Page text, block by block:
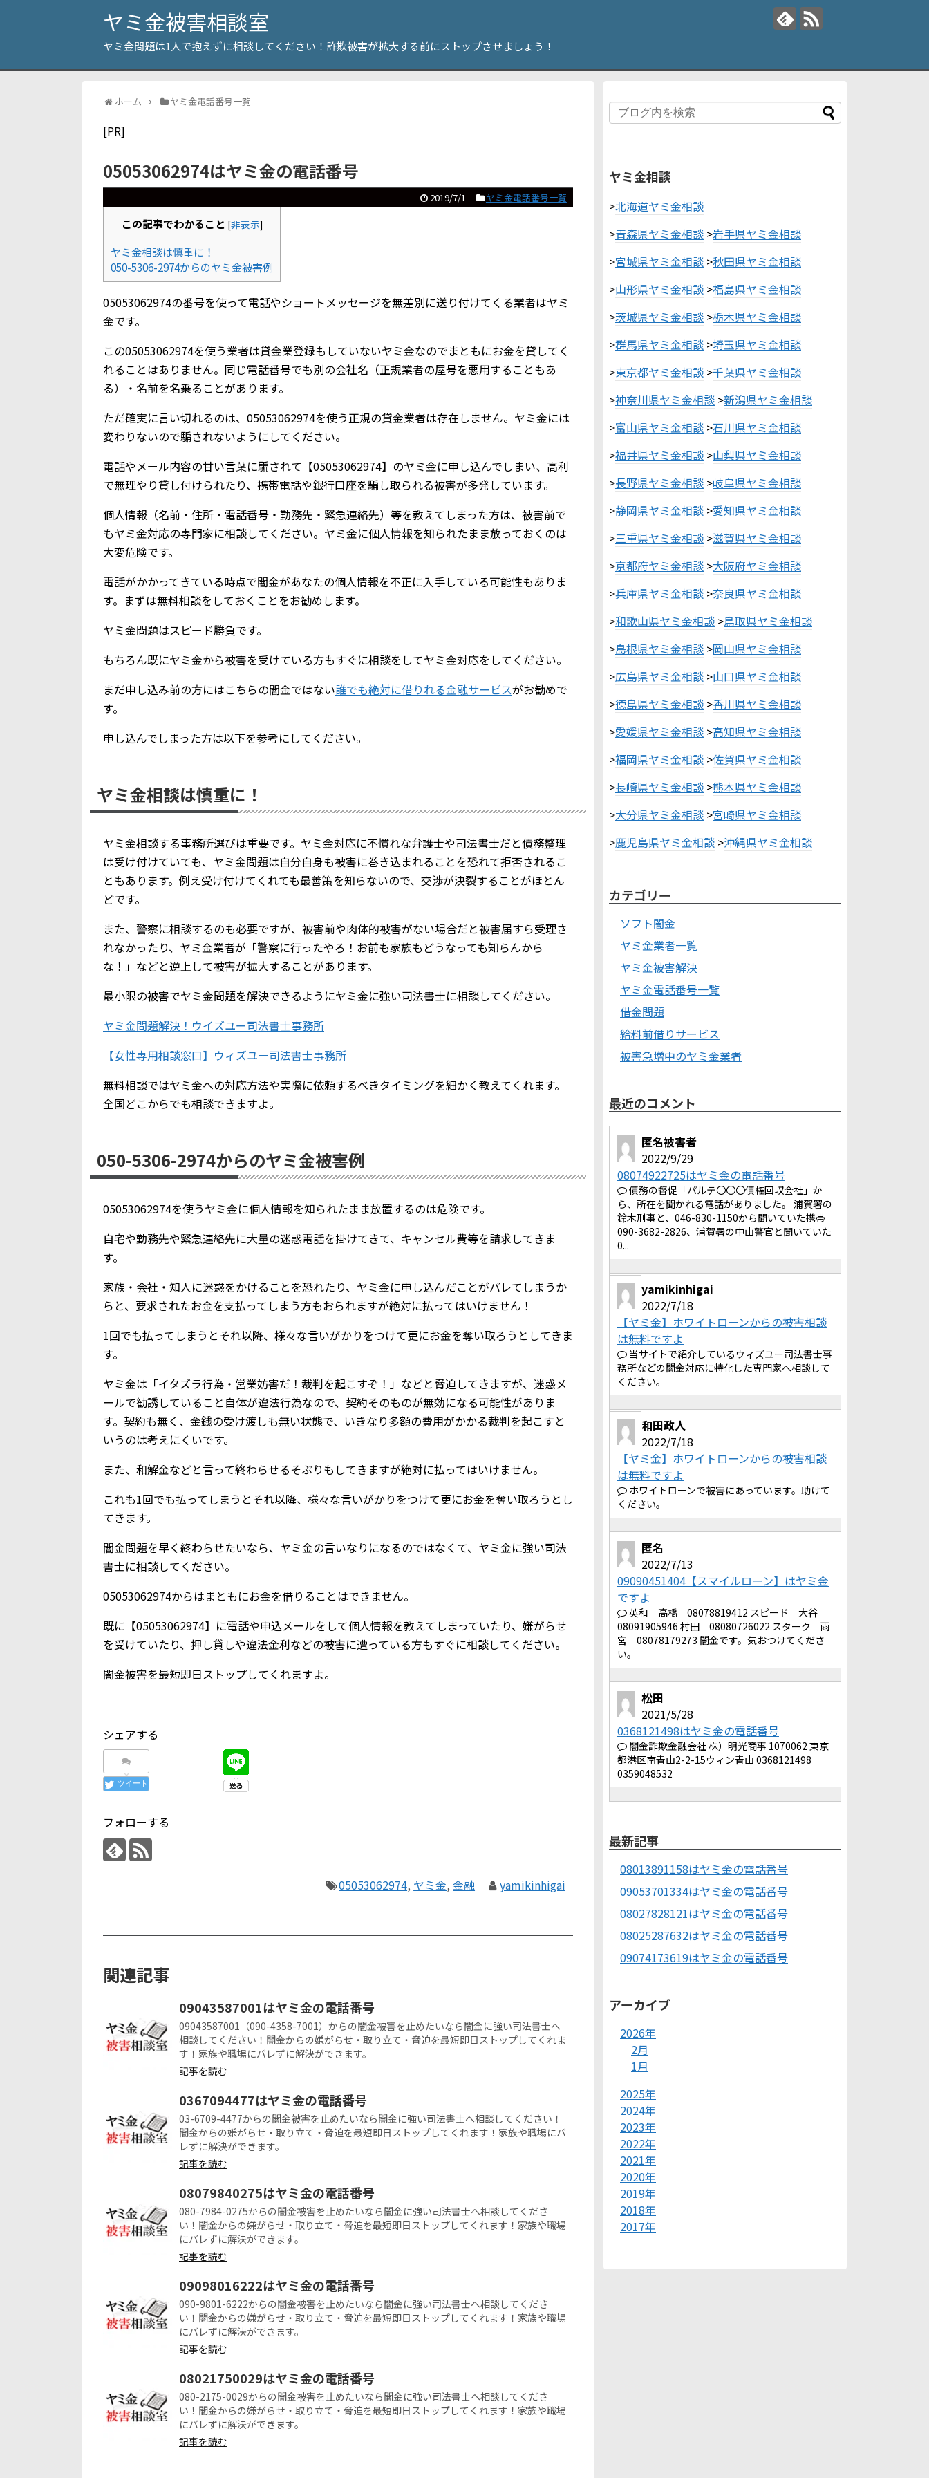
ヤミ金被害相談室
ヤミ金問題は1人で抱えずに相談してください！詐欺被害が拡大する前にストップさせましょう！
ホーム ヤミ金電話番号一覧
[PR]
05053062974はヤミ金の電話番号
2019/7/1 ヤミ金電話番号一覧
この記事でわかること [非表示]
ヤミ金相談は慎重に！
050-5306-2974からのヤミ金被害例
05053062974の番号を使って電話やショートメッセージを無差別に送り付けてくる業者はヤミ
金です。
この05053062974を使う業者は貸金業登録もしていないヤミ金なのでまともにお金を貸してく
れることはありません。同じ電話番号でも別の会社名（正規業者の屋号を悪用することもあ
る）・名前を名乗ることがあります。
ただ確実に言い切れるのは、05053062974を使う正規の貸金業者は存在しません。ヤミ金には
変わりないので騙されないようにしてください。
電話やメール内容の甘い言葉に騙されて【05053062974】のヤミ金に申し込んでしまい、高利
で無理やり貸し付けられたり、携帯電話や銀行口座を騙し取られる被害が多発しています。
個人情報（名前・住所・電話番号・勤務先・緊急連絡先）等を教えてしまった方は、被害前で
もヤミ金対応の専門家に相談してください。ヤミ金に個人情報を知られたまま放っておくのは
大変危険です。
電話がかかってきている時点で闇金があなたの個人情報を不正に入手している可能性もありま
す。まずは無料相談をしておくことをお勧めします。
ヤミ金問題はスピード勝負です。
もちろん既にヤミ金から被害を受けている方もすぐに相談をしてヤミ金対応をしてください。
まだ申し込み前の方にはこちらの闇金ではない誰でも絶対に借りれる金融サービスがお勧めで
す。
申し込んでしまった方は以下を参考にしてください。
ヤミ金相談は慎重に！
ヤミ金相談する事務所選びは重要です。ヤミ金対応に不慣れな弁護士や司法書士だと債務整理
は受け付けていても、ヤミ金問題は自分自身も被害に巻き込まれることを恐れて拒否されるこ
ともあります。例え受け付けてくれても最善策を知らないので、交渉が決裂することがほとん
どです。
また、警察に相談するのも必要ですが、被害前や肉体的被害がない場合だと被害届すら受理さ
れなかったり、ヤミ金業者が「警察に行ったやろ！お前も家族もどうなっても知らんから
な！」などと逆上して被害が拡大することがあります。
最小限の被害でヤミ金問題を解決できるようにヤミ金に強い司法書士に相談してください。
ヤミ金問題解決！ウイズユー司法書士事務所
【女性専用相談窓口】ウィズユー司法書士事務所
無料相談ではヤミ金への対応方法や実際に依頼するべきタイミングを細かく教えてくれます。
全国どこからでも相談できますよ。
050-5306-2974からのヤミ金被害例
05053062974を使うヤミ金に個人情報を知られたまま放置するのは危険です。
自宅や勤務先や緊急連絡先に大量の迷惑電話を掛けてきて、キャンセル費等を請求してきま
す。
家族・会社・知人に迷惑をかけることを恐れたり、ヤミ金に申し込んだことがバレてしまうか
らと、要求されたお金を支払ってしまう方もおられますが絶対に払ってはいけません！
1回でも払ってしまうとそれ以降、様々な言いがかりをつけて更にお金を奪い取ろうとしてきま
す。
ヤミ金は「イタズラ行為・営業妨害だ！裁判を起こすぞ！」などと脅迫してきますが、迷惑メ
ールで勧誘していること自体が違法行為なので、契約そのものが無効になる可能性がありま
す。契約も無く、金銭の受け渡しも無い状態で、いきなり多額の費用がかかる裁判を起こすと
いうのは考えにくいです。
また、和解金などと言って終わらせるそぶりもしてきますが絶対に払ってはいけません。
これも1回でも払ってしまうとそれ以降、様々な言いがかりをつけて更にお金を奪い取ろうとし
てきます。
闇金問題を早く終わらせたいなら、ヤミ金の言いなりになるのではなくて、ヤミ金に強い司法
書士に相談してください。
05053062974からはまともにお金を借りることはできません。
既に【05053062974】に電話や申込メールをして個人情報を教えてしまっていたり、嫌がらせ
を受けていたり、押し貸しや違法金利などの被害に遭っている方もすぐに相談してください。
闇金被害を最短即日ストップしてくれますよ。
シェアする
ツイート
フォローする
05053062974, ヤミ金,金融 yamikinhigai
関連記事
09043587001はヤミ金の電話番号
09043587001（090-4358-7001）からの闇金被害を止めたいなら闇金に強い司法書士へ
相談してください！闇金からの嫌がらせ・取り立て・脅迫を最短即日ストップしてくれま
す！家族や職場にバレずに解決ができます。
記事を読む
0367094477はヤミ金の電話番号
03-6709-4477からの闇金被害を止めたいなら闇金に強い司法書士へ相談してください！
闇金からの嫌がらせ・取り立て・脅迫を最短即日ストップしてくれます！家族や職場にバ
レずに解決ができます。
記事を読む
08079840275はヤミ金の電話番号
080-7984-0275からの闇金被害を止めたいなら闇金に強い司法書士へ相談してくださ
い！闇金からの嫌がらせ・取り立て・脅迫を最短即日ストップしてくれます！家族や職場
にバレずに解決ができます。
記事を読む
09098016222はヤミ金の電話番号
090-9801-6222からの闇金被害を止めたいなら闇金に強い司法書士へ相談してくださ
い！闇金からの嫌がらせ・取り立て・脅迫を最短即日ストップしてくれます！家族や職場
にバレずに解決ができます。
記事を読む
08021750029はヤミ金の電話番号
080-2175-0029からの闇金被害を止めたいなら闇金に強い司法書士へ相談してくださ
い！闇金からの嫌がらせ・取り立て・脅迫を最短即日ストップしてくれます！家族や職場
にバレずに解決ができます。
記事を読む
ヤミ金相談
>北海道ヤミ金相談
>青森県ヤミ金相談 >岩手県ヤミ金相談
>宮城県ヤミ金相談 >秋田県ヤミ金相談
>山形県ヤミ金相談 >福島県ヤミ金相談
>茨城県ヤミ金相談 >栃木県ヤミ金相談
>群馬県ヤミ金相談 >埼玉県ヤミ金相談
>東京都ヤミ金相談 >千葉県ヤミ金相談
>神奈川県ヤミ金相談 >新潟県ヤミ金相談
>富山県ヤミ金相談 >石川県ヤミ金相談
>福井県ヤミ金相談 >山梨県ヤミ金相談
>長野県ヤミ金相談 >岐阜県ヤミ金相談
>静岡県ヤミ金相談 >愛知県ヤミ金相談
>三重県ヤミ金相談 >滋賀県ヤミ金相談
>京都府ヤミ金相談 >大阪府ヤミ金相談
>兵庫県ヤミ金相談 >奈良県ヤミ金相談
>和歌山県ヤミ金相談 >鳥取県ヤミ金相談
>島根県ヤミ金相談 >岡山県ヤミ金相談
>広島県ヤミ金相談 >山口県ヤミ金相談
>徳島県ヤミ金相談 >香川県ヤミ金相談
>愛媛県ヤミ金相談 >高知県ヤミ金相談
>福岡県ヤミ金相談 >佐賀県ヤミ金相談
>長崎県ヤミ金相談 >熊本県ヤミ金相談
>大分県ヤミ金相談 >宮崎県ヤミ金相談
>鹿児島県ヤミ金相談 >沖縄県ヤミ金相談
カテゴリー
ソフト闇金
ヤミ金業者一覧
ヤミ金被害解決
ヤミ金電話番号一覧
借金問題
給料前借りサービス
被害急増中のヤミ金業者
最近のコメント
匿名被害者
2022/9/29
08074922725はヤミ金の電話番号
債務の督促「パルテ〇〇〇債権回収会社」か
ら、所在を聞かれる電話がありました。 浦賀署の
鈴木刑事と、046-830-1150から聞いていた携帯
090-3682-2826、浦賀署の中山警官と聞いていた
0...
yamikinhigai
2022/7/18
【ヤミ金】ホワイトローンからの被害相談
は無料ですよ
当サイトで紹介しているウィズユー司法書士事
務所などの闇金対応に特化した専門家へ相談して
ください。
和田政人
2022/7/18
【ヤミ金】ホワイトローンからの被害相談
は無料ですよ
ホワイトローンで被害にあっています。助けて
ください。
匿名
2022/7/13
09090451404【スマイルローン】はヤミ金
ですよ
英和 高橋 08078819412 スピード 大谷
08091905946 村田 08080726022 スターク 雨
宮 08078179273 闇金です。気おつけてくださ
い。
松田
2021/5/28
0368121498はヤミ金の電話番号
闇金詐欺金融会社 株）明光商事 1070062 東京
都港区南青山2-2-15ウィン青山 0368121498
0359048532
最新記事
08013891158はヤミ金の電話番号
09053701334はヤミ金の電話番号
08027828121はヤミ金の電話番号
08025287632はヤミ金の電話番号
09074173619はヤミ金の電話番号
アーカイブ
2026年
2月
1月
2025年
2024年
2023年
2022年
2021年
2020年
2019年
2018年
2017年